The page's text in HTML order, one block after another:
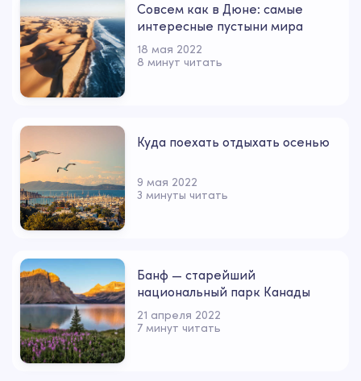
Совсем как в Дюне: самые
интересные пустыни мира
18 мая 2022
8 минут читать
Куда поехать отдыхать осенью
9 мая 2022
3 минуты читать
Банф — старейший
национальный парк Канады
21 апреля 2022
7 минут читать